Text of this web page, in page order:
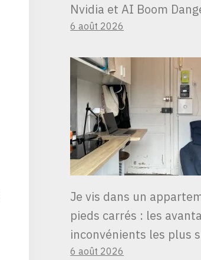
Nvidia et AI Boom
6 août 2026
Je vis dans un
pieds carrés : les
inconvénients les plus
6 août 2026